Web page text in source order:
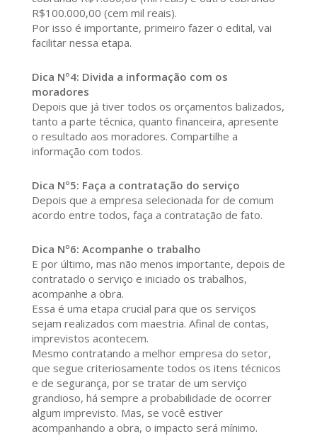
R$100.000,00 (cem mil reais).
Por isso é importante, primeiro fazer o edital, vai
facilitar nessa etapa.
Dica Nº4: Divida a informação com os
moradores
Depois que já tiver todos os orçamentos balizados,
tanto a parte técnica, quanto financeira, apresente
o resultado aos moradores. Compartilhe a
informação com todos.
Dica Nº5: Faça a contratação do serviço
Depois que a empresa selecionada for de comum
acordo entre todos, faça a contratação de fato.
Dica Nº6: Acompanhe o trabalho
E por último, mas não menos importante, depois de
contratado o serviço e iniciado os trabalhos,
acompanhe a obra.
Essa é uma etapa crucial para que os serviços
sejam realizados com maestria. Afinal de contas,
imprevistos acontecem.
Mesmo contratando a melhor empresa do setor,
que segue criteriosamente todos os itens técnicos
e de segurança, por se tratar de um serviço
grandioso, há sempre a probabilidade de ocorrer
algum imprevisto. Mas, se você estiver
acompanhando a obra, o impacto será mínimo.